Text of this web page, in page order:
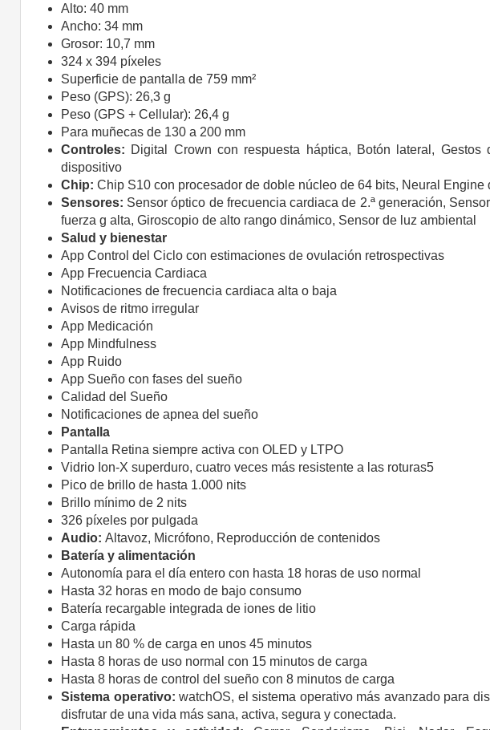
Alto: 40 mm
Ancho: 34 mm
Grosor: 10,7 mm
324 x 394 píxeles
Superficie de pantalla de 759 mm²
Peso (GPS): 26,3 g
Peso (GPS + Cellular): 26,4 g
Para muñecas de 130 a 200 mm
Controles: Digital Crown con respuesta háptica, Botón lateral, Gestos
dispositivo
Chip: Chip S10 con procesador de doble núcleo de 64 bits, Neural Engine
Sensores: Sensor óptico de frecuencia cardiaca de 2.ª generación,
fuerza g alta, Giroscopio de alto rango dinámico, Sensor de luz ambiental
Salud y bienestar
App Control del Ciclo con estimaciones de ovulación retrospectivas
App Frecuencia Cardiaca
Notificaciones de frecuencia cardiaca alta o baja
Avisos de ritmo irregular
App Medicación
App Mindfulness
App Ruido
App Sueño con fases del sueño
Calidad del Sueño
Notificaciones de apnea del sueño
Pantalla
Pantalla Retina siempre activa con OLED y LTPO
Vidrio Ion-X superduro, cuatro veces más resistente a las roturas5
Pico de brillo de hasta 1.000 nits
Brillo mínimo de 2 nits
326 píxeles por pulgada
Audio: Altavoz, Micrófono, Reproducción de contenidos
Batería y alimentación
Autonomía para el día entero con hasta 18 horas de uso normal
Hasta 32 horas en modo de bajo consumo
Batería recargable integrada de iones de litio
Carga rápida
Hasta un 80 % de carga en unos 45 minutos
Hasta 8 horas de uso normal con 15 minutos de carga
Hasta 8 horas de control del sueño con 8 minutos de carga
Sistema operativo: watchOS, el sistema operativo más avanzado para
disfrutar de una vida más sana, activa, segura y conectada.